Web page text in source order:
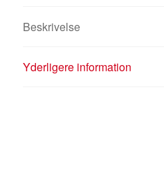
Beskrivelse
Yderligere information